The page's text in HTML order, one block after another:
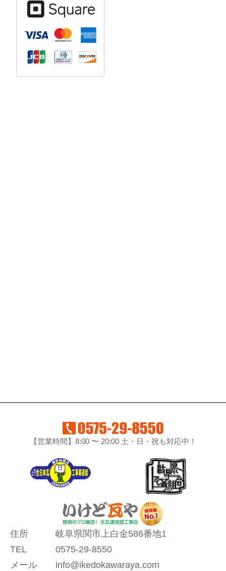
【営業時間】8:00 〜 20:00 土・日・祝も対応中！
住所
岐阜県関市上白金586番地1
TEL
0575-29-8550
メール
info@ikedokawaraya.com